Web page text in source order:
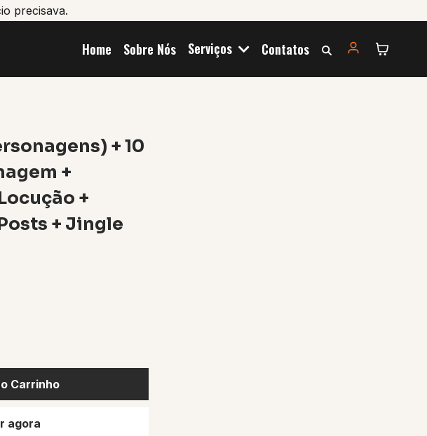
precisava.
Home Sobre Nós Serviços Contatos
+ 10
+
+
+ Jingle
Carrinho
agora